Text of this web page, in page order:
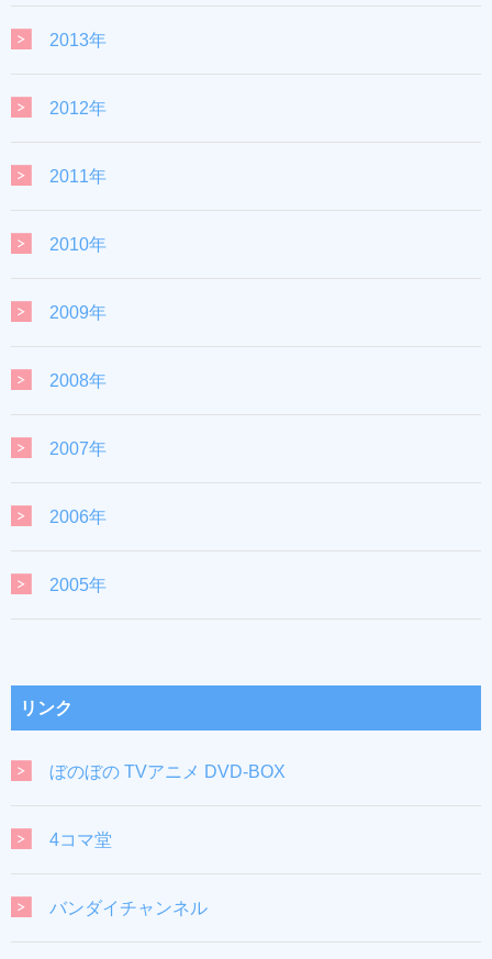
2013年
2012年
2011年
2010年
2009年
2008年
2007年
2006年
2005年
リンク
ぼのぼの TVアニメ DVD-BOX
4コマ堂
バンダイチャンネル